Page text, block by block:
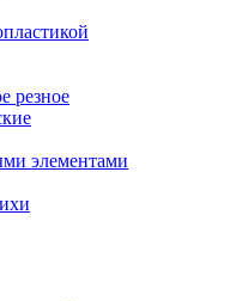
резное
элементами